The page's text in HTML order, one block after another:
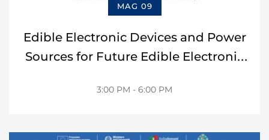
MAG 09
Edible Electronic Devices and Power
Sources for Future Edible Electronic
3:00 PM - 6:00 PM